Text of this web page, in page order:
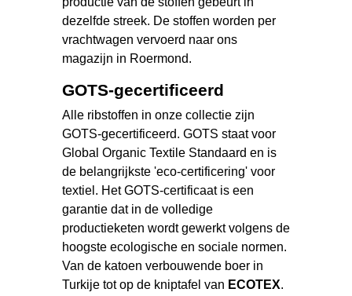
dezelfde streek. De stoffen worden per
vrachtwagen vervoerd naar ons
magazijn in Roermond.
GOTS-gecertificeerd
Alle ribstoffen in onze collectie zijn
GOTS-gecertificeerd. GOTS staat voor
Global Organic Textile Standaard en is
de belangrijkste 'eco-certificering' voor
textiel. Het GOTS-certificaat is een
garantie dat in de volledige
productieketen wordt gewerkt volgens de
hoogste ecologische en sociale normen.
Van de katoen verbouwende boer in
Turkije tot op de kniptafel van ECOTEX.